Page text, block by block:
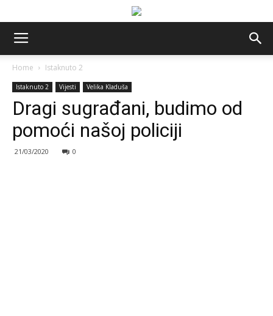
Home Istaknuto 2
Istaknuto 2 Vijesti Velika Kladuša
Dragi sugrađani, budimo od
pomoći našoj policiji
21/03/2020 0